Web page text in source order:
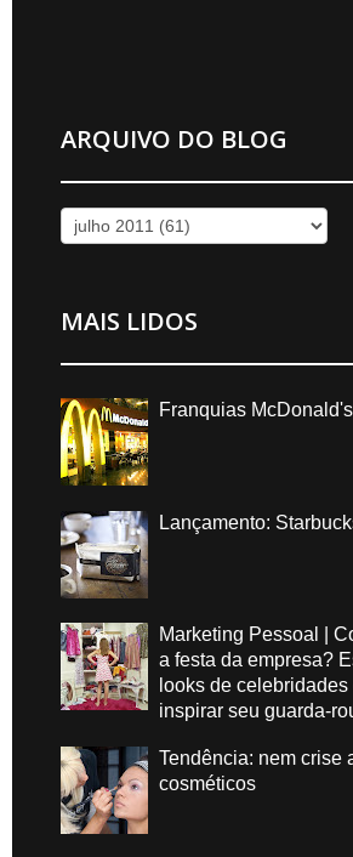
ARQUIVO DO BLOG
MAIS LIDOS
Franquias McDonald's
Lançamento:
Marketing Pessoal |
a festa da empresa?
looks de
inspirar seu guarda-
Tendência: nem crise
cosméticos